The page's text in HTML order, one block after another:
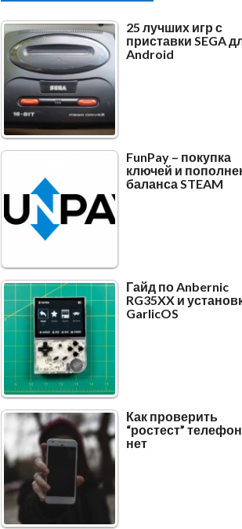
25 лучших игр с
приставки SEGA
Android
FunPay – покупка
ключей и
баланса STEAM
Гайд по Anbernic
RG35XX и
GarlicOS
Как проверить
“ростест”
нет